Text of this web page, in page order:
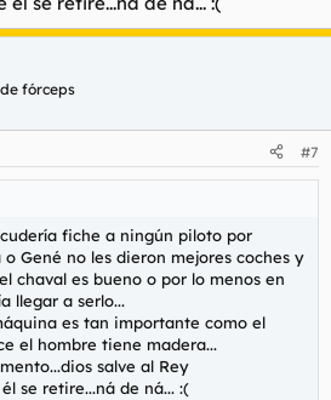
fórceps
#7
fiche a ningún piloto por
o Gené no les dieron mejores coches y
chaval es bueno o por lo menos en
llegar a serlo...
es tan importante como el
el hombre tiene madera...
salve al Rey
se retire...ná de ná... :(